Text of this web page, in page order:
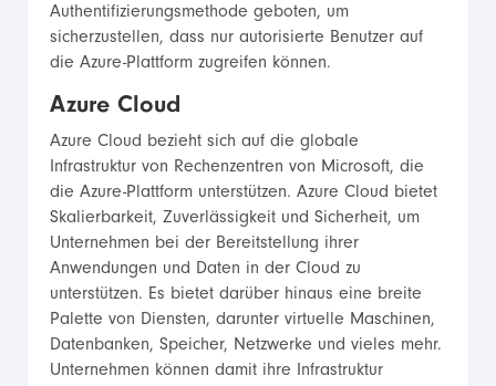
Authentifizierungsmethode geboten, um
sicherzustellen, dass nur autorisierte Benutzer auf
die Azure-Plattform zugreifen können.
Azure Cloud
Azure Cloud bezieht sich auf die globale
Infrastruktur von Rechenzentren von Microsoft, die
die Azure-Plattform unterstützen. Azure Cloud bietet
Skalierbarkeit, Zuverlässigkeit und Sicherheit, um
Unternehmen bei der Bereitstellung ihrer
Anwendungen und Daten in der Cloud zu
unterstützen. Es bietet darüber hinaus eine breite
Palette von Diensten, darunter virtuelle Maschinen,
Datenbanken, Speicher, Netzwerke und vieles mehr.
Unternehmen können damit ihre Infrastruktur